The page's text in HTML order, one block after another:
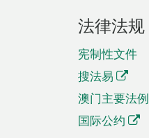
法律法规
宪制性文件
搜法易
澳门主要法例
国际公约